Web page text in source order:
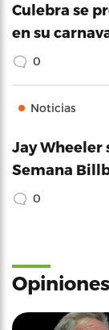
Culebra se
en su
0
Noticias
Jay Wheeler
Semana
0
Opiniones